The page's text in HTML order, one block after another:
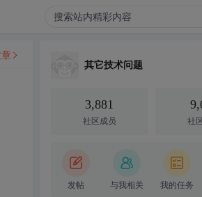
其它技术问题
3,881
社区成员 社
发帖 与我相关 我的任务